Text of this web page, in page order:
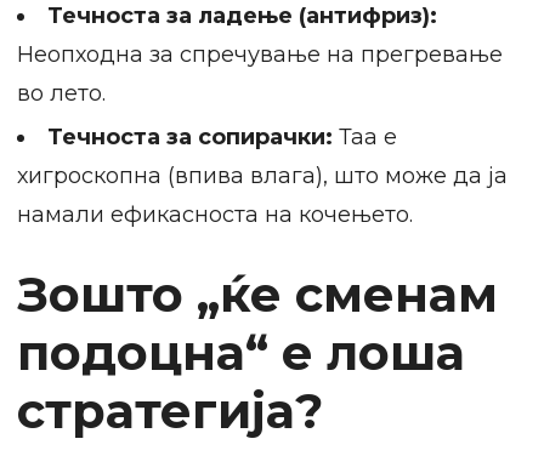
Течноста за ладење (антифриз):
Неопходна за спречување на прегревање
во лето.
Течноста за сопирачки: Таа е
хигроскопна (впива влага), што може да ја
намали ефикасноста на кочењето.
Зошто „ќе сменам
подоцна“ е лоша
стратегија?